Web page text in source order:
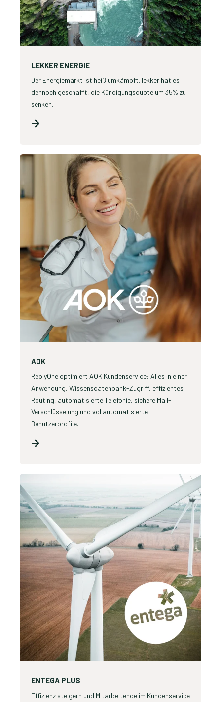
LEKKER ENERGIE
Der Energiemarkt ist heiß umkämpft. lekker hat es
dennoch geschafft, die Kündigungsquote um 35% zu
senken.
AOK
ReplyOne optimiert AOK Kundenservice: Alles in einer
Anwendung, Wissensdatenbank-Zugriff, effizientes
Routing, automatisierte Telefonie, sichere Mail-
Verschlüsselung und vollautomatisierte
Benutzerprofile.
ENTEGA PLUS
Effizienz steigern und Mitarbeitende im Kundenservice